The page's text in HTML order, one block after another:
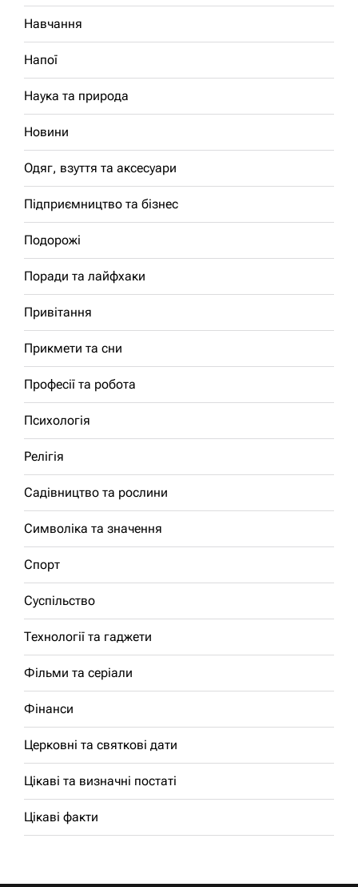
Навчання
Напої
Наука та природа
Новини
Одяг, взуття та аксесуари
Підприємництво та бізнес
Подорожі
Поради та лайфхаки
Привітання
Прикмети та сни
Професії та робота
Психологія
Релігія
Садівництво та рослини
Символіка та значення
Спорт
Суспільство
Технології та гаджети
Фільми та серіали
Фінанси
Церковні та святкові дати
Цікаві та визначні постаті
Цікаві факти